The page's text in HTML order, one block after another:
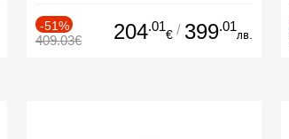
-51%
409.03€ 204.01
€ / 399.01
лв.